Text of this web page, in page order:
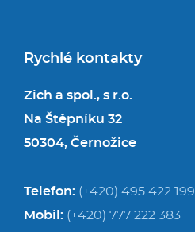
Rychlé kontakty
Zich a spol., s r.o.
Na Štěpníku 32
50304, Černožice
Telefon: (+420) 495 422 199
Mobil: (+420) 777 222 383